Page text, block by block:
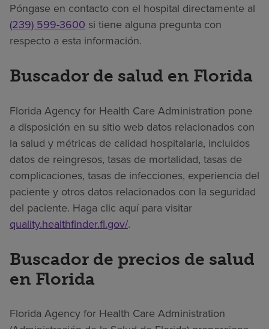
Póngase en contacto con el hospital directamente al
(239) 599-3600 si tiene alguna pregunta con
respecto a esta información.
Buscador de salud en Florida
Florida Agency for Health Care Administration pone
a disposición en su sitio web datos relacionados con
la salud y métricas de calidad hospitalaria, incluidos
datos de reingresos, tasas de mortalidad, tasas de
complicaciones, tasas de infecciones, experiencia del
paciente y otros datos relacionados con la seguridad
del paciente. Haga clic aquí para visitar
quality.healthfinder.fl.gov/.
Buscador de precios de salud
en Florida
Florida Agency for Health Care Administration